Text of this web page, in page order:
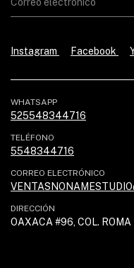
Instagram Facebook
WHATSAPP
525548344716
TELÉFONO
5548344716
CORREO ELECTRÓNICO
DIRECCIÓN
OAXACA #96, COL.